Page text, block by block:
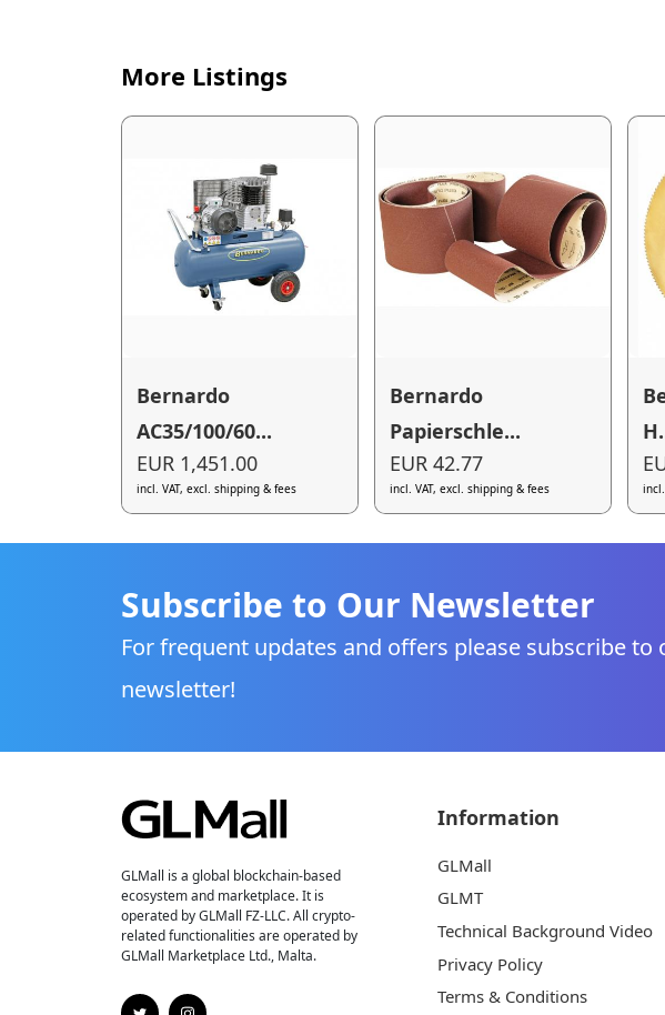
More Listings
Bernardo
AC35/100/60...
EUR 1,451.00
incl. VAT, excl. shipping & fees
Bernardo
Papierschle...
EUR 42.77
incl. VAT, excl. shipping & fees
Subscribe to Our Newsletter
For frequent updates and offers please subscribe to
newsletter!
GLMall is a global blockchain-based
ecosystem and marketplace. It is
operated by GLMall FZ-LLC. All crypto-
related functionalities are operated by
GLMall Marketplace Ltd., Malta.
Information
GLMall
GLMT
Technical Background Video
Privacy Policy
Terms & Conditions